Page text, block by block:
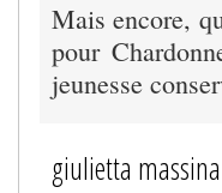
Mais encore,
pour
jeunesse
giulietta